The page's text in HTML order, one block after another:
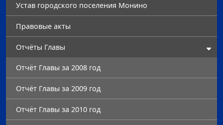
Устав городского поселения Монино
Правовые акты
Отчёты Главы
Отчёт Главы за 2008 год
Отчёт Главы за 2009 год
Отчёт Главы за 2010 год